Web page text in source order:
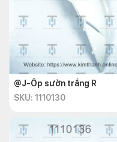
@J-Ốp sườn trắng R
SKU: 1110130